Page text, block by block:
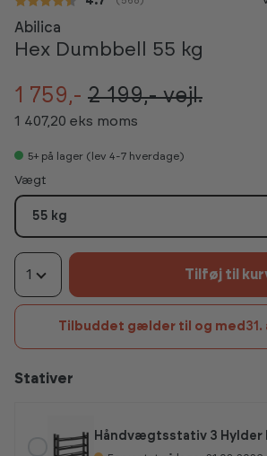
-20%
Abilica
Hex Dumbbell 55 kg
1 759,- 2 199,-vejl.
1 407,20 eks moms
5+ på lager (lev 4-7 hverdage)
Vælg
Vægt
55 kg
1 Tilføj til
Tilbuddet gælder til og med
Stativer
Håndvægtsstativ 3 Hylder